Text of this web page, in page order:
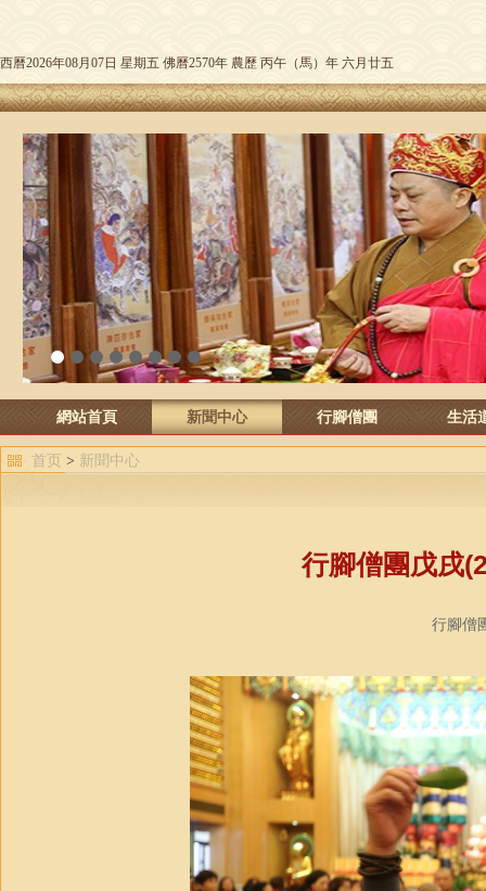
西曆2026年08月07日 星期五 佛曆2570年 農歷 丙午（馬）年 六月廿五
1 3 4 5 6 7 8
網站首頁 新聞中心 行腳僧團 生活
首页 > 新聞中心
行腳僧團戊戌
行腳僧